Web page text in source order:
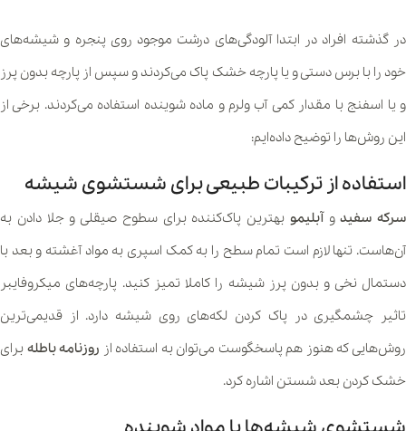
در گذشته افراد در ابتدا آلودگی‌های درشت موجود روی پنجره و شیشه‌های
خود را با برس دستی و یا پارچه خشک پاک می‌کردند و سپس از پارچه بدون پرز
و یا اسفنج با مقدار کمی آب ولرم و ماده شوینده استفاده می‌کردند. برخی از
این روش‌ها را توضیح داده‌ایم:
استفاده از ترکیبات طبیعی برای شستشوی شیشه
سرکه سفیدوآبلیمو بهترین پاک‌کننده برای سطوح صیقلی و جلا دادن به
آن‌هاست. تنها لازم است تمام سطح را به کمک اسپری به مواد آغشته و بعد با
دستمال نخی و بدون پرز شیشه را کاملا تمیز کنید. پارچه‌های میکروفایبر
تاثیر چشمگیری در پاک کردن لکه‌‌های روی شیشه دارد. از قدیمی‌ترین
روش‌هایی که هنوز هم پاسخگوست می‌توان به استفاده از روزنامه باطله برای
خشک کردن بعد شستن اشاره کرد.